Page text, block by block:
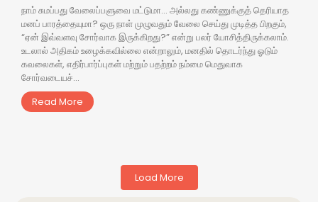
நாம் சுமப்பது வேலைப்பளுவை மட்டுமா… அல்லது கண்ணுக்குத் தெரியாத
மனப் பாரத்தையுமா? ஒரு நாள் முழுவதும் வேலை செய்து முடித்த பிறகும்,
“ஏன் இவ்வளவு சோர்வாக இருக்கிறது?” என்று பலர் யோசித்திருக்கலாம்.
உடலால் அதிகம் உழைக்கவில்லை என்றாலும், மனதில் தொடர்ந்து ஓடும்
கவலைகள், எதிர்பார்ப்புகள் மற்றும் பதற்றம் நம்மை மெதுவாக
சோர்வடையச்...
Read More
Load More